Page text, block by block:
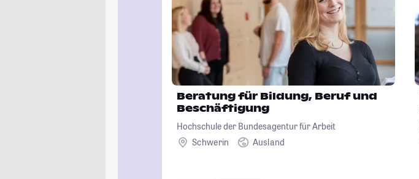
Beratung für Bildung, Beruf und
Beschäftigung
Hochschule der Bundesagentur für Arbeit
Schwerin
Ausland